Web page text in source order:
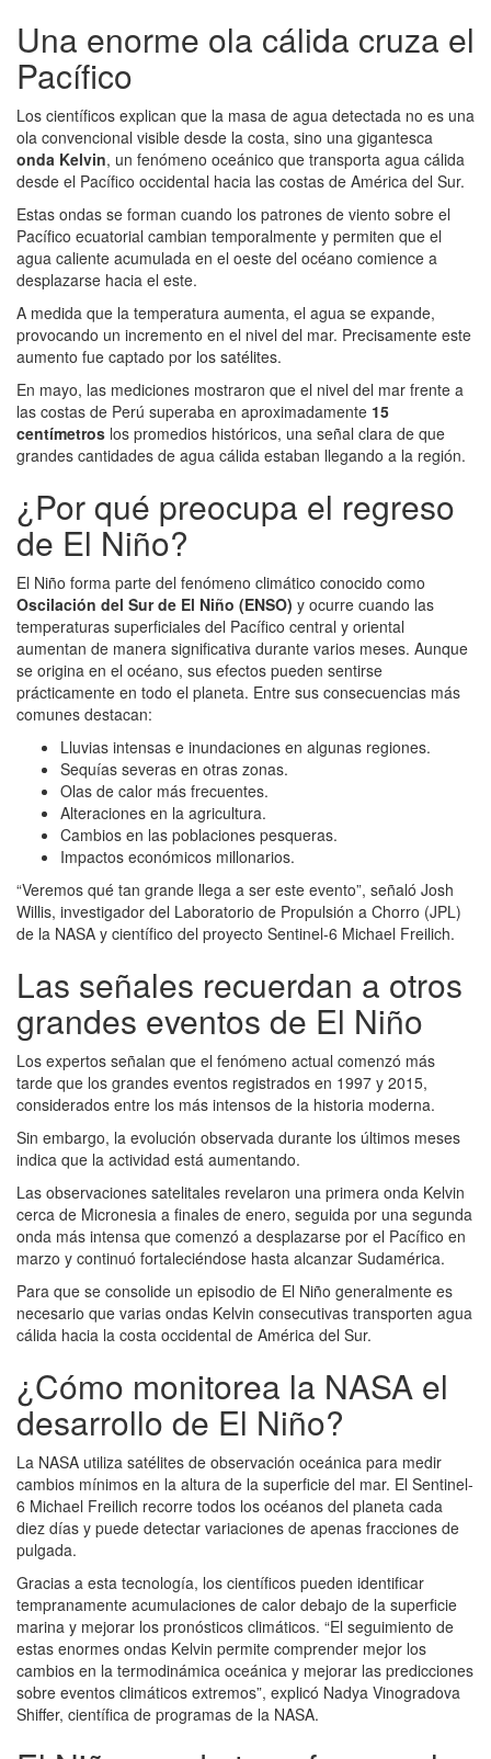
Una enorme ola cálida cruza el
Pacífico
Los científicos explican que la masa de agua detectada no es una
ola convencional visible desde la costa, sino una gigantesca
onda Kelvin, un fenómeno oceánico que transporta agua cálida
desde el Pacífico occidental hacia las costas de América del Sur.
Estas ondas se forman cuando los patrones de viento sobre el
Pacífico ecuatorial cambian temporalmente y permiten que el
agua caliente acumulada en el oeste del océano comience a
desplazarse hacia el este.
A medida que la temperatura aumenta, el agua se expande,
provocando un incremento en el nivel del mar. Precisamente este
aumento fue captado por los satélites.
En mayo, las mediciones mostraron que el nivel del mar frente a
las costas de Perú superaba en aproximadamente 15
centímetros los promedios históricos, una señal clara de que
grandes cantidades de agua cálida estaban llegando a la región.
¿Por qué preocupa el regreso
de El Niño?
El Niño forma parte del fenómeno climático conocido como
Oscilación del Sur de El Niño (ENSO) y ocurre cuando las
temperaturas superficiales del Pacífico central y oriental
aumentan de manera significativa durante varios meses. Aunque
se origina en el océano, sus efectos pueden sentirse
prácticamente en todo el planeta. Entre sus consecuencias más
comunes destacan:
Lluvias intensas e inundaciones en algunas regiones.
Sequías severas en otras zonas.
Olas de calor más frecuentes.
Alteraciones en la agricultura.
Cambios en las poblaciones pesqueras.
Impactos económicos millonarios.
“Veremos qué tan grande llega a ser este evento”, señaló Josh
Willis, investigador del Laboratorio de Propulsión a Chorro (JPL)
de la NASA y científico del proyecto Sentinel-6 Michael Freilich.
Las señales recuerdan a otros
grandes eventos de El Niño
Los expertos señalan que el fenómeno actual comenzó más
tarde que los grandes eventos registrados en 1997 y 2015,
considerados entre los más intensos de la historia moderna.
Sin embargo, la evolución observada durante los últimos meses
indica que la actividad está aumentando.
Las observaciones satelitales revelaron una primera onda Kelvin
cerca de Micronesia a finales de enero, seguida por una segunda
onda más intensa que comenzó a desplazarse por el Pacífico en
marzo y continuó fortaleciéndose hasta alcanzar Sudamérica.
Para que se consolide un episodio de El Niño generalmente es
necesario que varias ondas Kelvin consecutivas transporten agua
cálida hacia la costa occidental de América del Sur.
¿Cómo monitorea la NASA el
desarrollo de El Niño?
La NASA utiliza satélites de observación oceánica para medir
cambios mínimos en la altura de la superficie del mar. El Sentinel-
6 Michael Freilich recorre todos los océanos del planeta cada
diez días y puede detectar variaciones de apenas fracciones de
pulgada.
Gracias a esta tecnología, los científicos pueden identificar
tempranamente acumulaciones de calor debajo de la superficie
marina y mejorar los pronósticos climáticos. “El seguimiento de
estas enormes ondas Kelvin permite comprender mejor los
cambios en la termodinámica oceánica y mejorar las predicciones
sobre eventos climáticos extremos”, explicó Nadya Vinogradova
Shiffer, científica de programas de la NASA.